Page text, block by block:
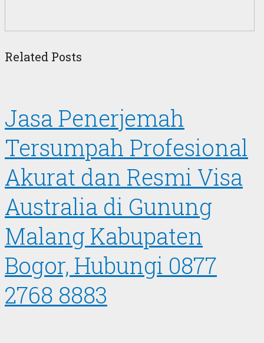
Related Posts
Jasa Penerjemah
Tersumpah Profesional
Akurat dan Resmi Visa
Australia di Gunung
Malang Kabupaten
Bogor, Hubungi 0877
2768 8883